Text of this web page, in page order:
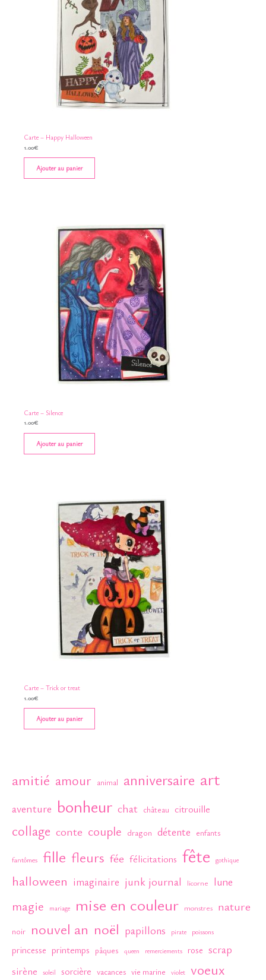
Carte – Happy Halloween
1.00€
Ajouter au panier
Carte – Silence
1.00€
Ajouter au panier
Carte – Trick or treat
1.00€
Ajouter au panier
amitié amour animal anniversaire art
aventure bonheur chat château citrouille
collage conte couple dragon détente enfants
fantômes fille fleurs fée félicitations fête gothique
halloween imaginaire junk journal licorne lune
magie mariage mise en couleur monstres nature
noir nouvel an noël papillons pirate poissons
princesse printemps pâques queen remerciements rose scrap
sirène soleil sorcière vacances vie marine violet voeux